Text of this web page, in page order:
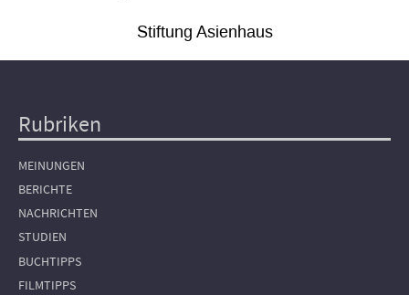
Stiftung Asienhaus
Hauptnavigation
Rubriken
MEINUNGEN
BERICHTE
NACHRICHTEN
STUDIEN
BUCHTIPPS
FILMTIPPS